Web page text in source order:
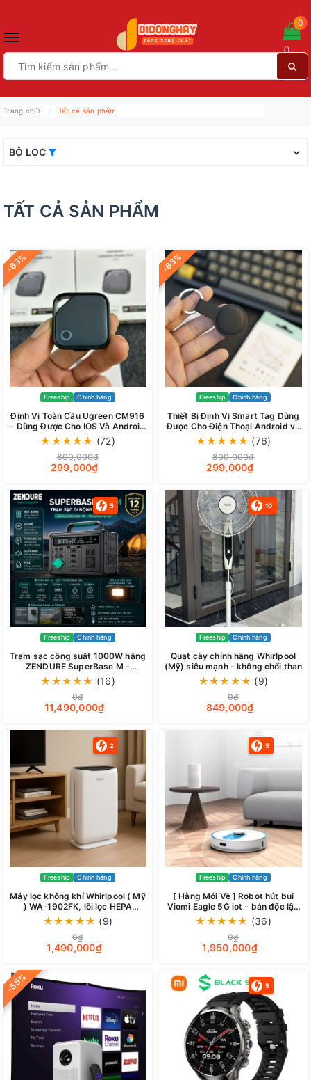
Toggle
navigation
(
0
)
Trang chủ Tất cả sản phẩm
BỘ LỌC
TẤT CẢ SẢN PHẨM
-63%
Freeship Chính hãng
Định Vị Toàn Cầu Ugreen CM916
- Dùng Được Cho IOS Và Android
Chính Chủ - Tích Hợp Siri - Pin 1
Năm
★ ★★★★ (72)
800,000₫
299,000₫
-63%
Freeship Chính hãng
Thiết Bị Định Vị Smart Tag Dùng
Được Cho Điện Thoại Android và
IPhone (iOS)
★★★ ★★ (76)
800,000₫
299,000₫
5
Freeship Chính hãng
Trạm sạc công suất 1000W hãng
ZENDURE SuperBase M -
SuperBase ZDSB600M dung
lượng 600Wh
★ ★★★★ (16)
0₫
11,490,000₫
10
Freeship Chính hãng
Quạt cây chính hãng Whirlpool
(Mỹ) siêu mạnh - không chổi than
★★★ ★★ (9)
0₫
849,000₫
2
Freeship Chính hãng
Máy lọc không khí Whirlpool ( Mỹ
) WA-1902FK, lõi lọc HEPA
carbon khử mùi
★★★ ★★ (9)
0₫
1,490,000₫
5
Freeship Chính hãng
[ Hàng Mới Về ] Robot hút bụi
Viomi Eagle 5G iot - bản độc lập
hút lau siêu sạch
★ ★★★★ (36)
0₫
1,950,000₫
-55% 5